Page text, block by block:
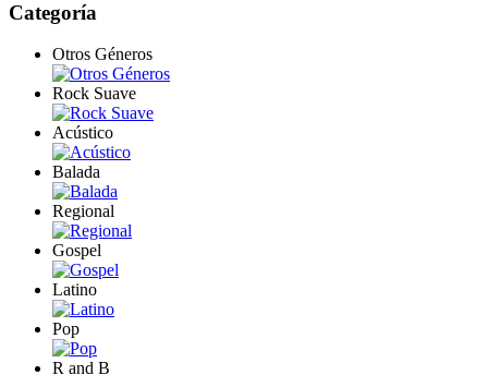
Categoría
Otros Géneros
Rock Suave
Acústico
Balada
Regional
Gospel
Latino
Pop
R and B